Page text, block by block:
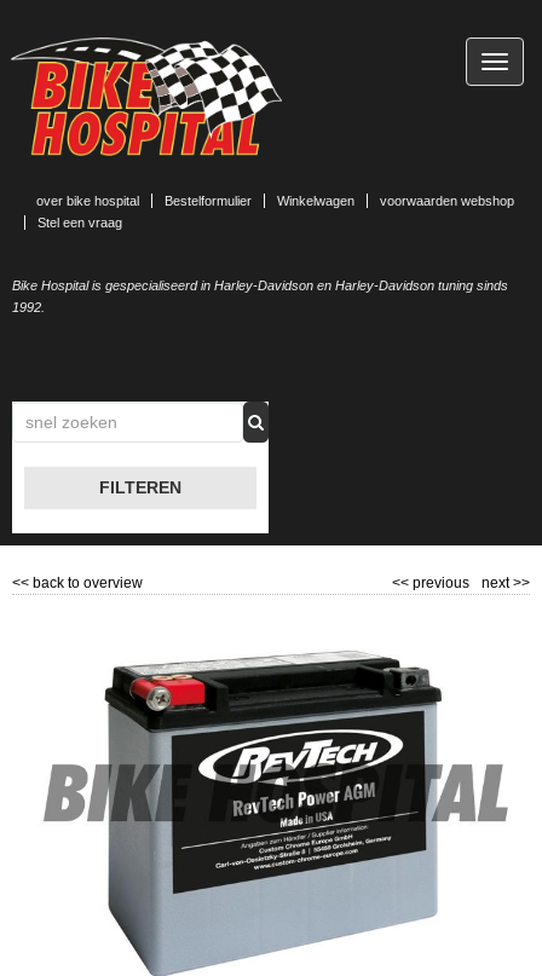
over bike hospital Bestelformulier Winkelwagen
voorwaarden webshop
Stel een vraag
Bike Hospital is gespecialiseerd in Harley-Davidson en Harley-Davidson tuning sinds
1992.
FILTEREN
<< back to overview next>>
<< previous